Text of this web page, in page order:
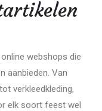
webshops die
aanbieden. Van
verkleedkleding,
elk soort feest wel